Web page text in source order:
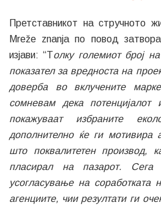
Претставникот на стручното
Mreže znanja по повод
изјави: “Т олку големиот број
показател за вредноста на
доверба во вклучените
сомневам дека потенцијалот
покажуваат избраните
дополнително ќе ги мотивира
што поквалитетен производ,
пласирал на пазарот. Сега
усогласување на соработката
агенциите, чии резултати ги